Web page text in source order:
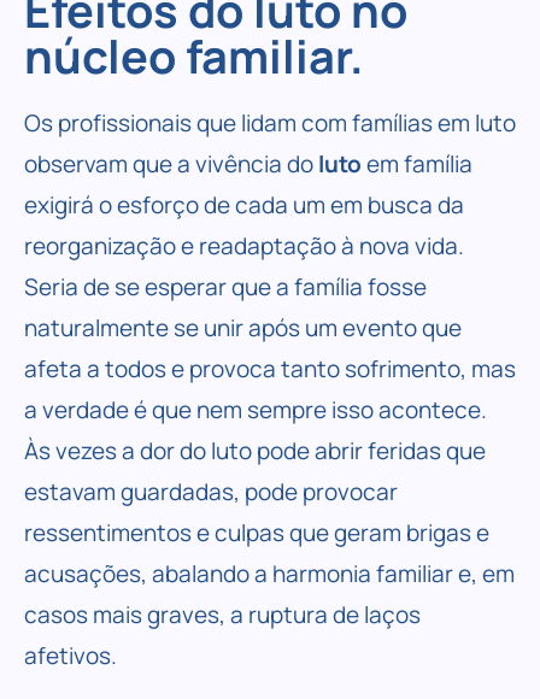
núcleo familiar.
Os profissionais que lidam com famílias em luto
observam que a vivência dolutoem família
exigirá o esforço de cada um em busca da
reorganização e readaptação à nova vida.
Seria de se esperar que a família fosse
naturalmente se unir após um evento que
afeta a todos e provoca tanto sofrimento, mas
a verdade é que nem sempre isso acontece.
Às vezes a dor do luto pode abrir feridas que
estavam guardadas, pode provocar
ressentimentos e culpas que geram brigas e
acusações, abalando a harmonia familiar e, em
casos mais graves, a ruptura de laços
afetivos.